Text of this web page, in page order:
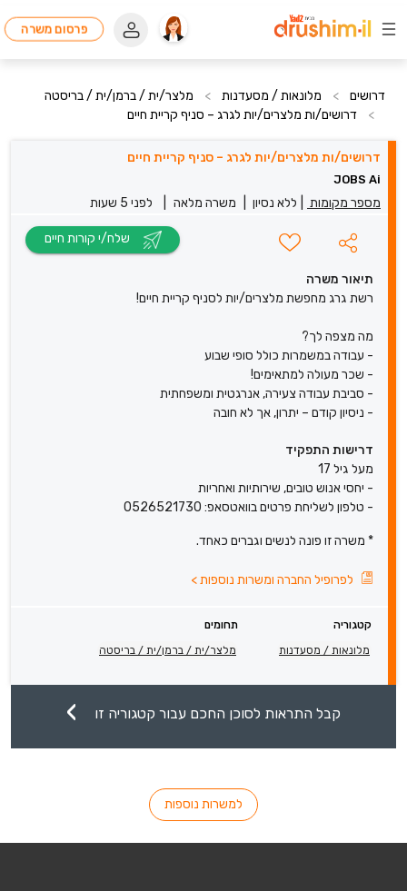
פרסום משרה
דרושים > מלונאות / מסעדנות >
מלצר/ית / ברמן/ית / בריסטה
>
דרושים/ות מלצרים/יות לגרג – סניף קריית חיים
דרושים/ות מלצרים/יות לגרג – סניף קריית חיים
JOBS Ai
מספר מקומות ללא נסיון משרה מלאה לפני 5 שעות
תיאור משרה
רשת גרג מחפשת מלצרים/יות לסניף קריית חיים!
מה מצפה לך?
- עבודה במשמרות כולל סופי שבוע
- שכר מעולה למתאימים!
- סביבת עבודה צעירה, אנרגטית ומשפחתית
- ניסיון קודם – יתרון, אך לא חובה
דרישות התפקיד
מעל גיל 17
- יחסי אנוש טובים, שירותיות ואחריות
- טלפון לשליחת פרטים בוואטסאפ: 0526521730
* משרה זו פונה לנשים וגברים כאחד.
לפרופיל החברה ומשרות נוספות>
קטגוריה
תחומים
מלונאות / מסעדנות
מלצר/ית / ברמן/ית / בריסטה
קבל התראות לסוכן החכם עבור קטגוריה זו
למשרות נוספות